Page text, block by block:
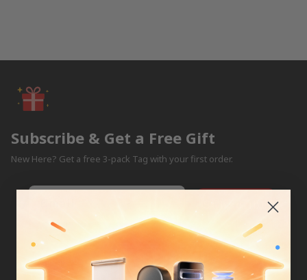
Subscribe & Get a Free Gift
New Here? Get a free 3-pack Tag with your first order.
Email
Subscribe
By subscribing, you agree to our Privacy Policy.
Unsubscribe anytime.